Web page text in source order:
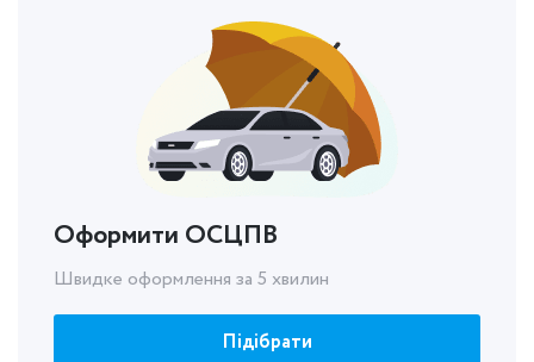
Оформити ОСЦПВ
Швидке оформлення за 5 хвилин
Підібрати